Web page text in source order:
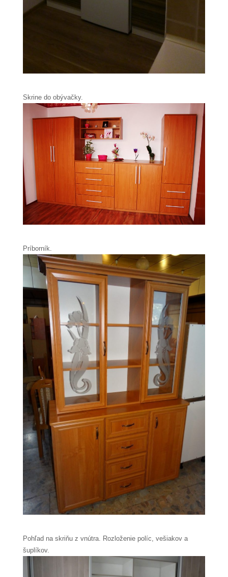
Skrine do obývačky.
Príborník.
Pohľad na skriňu z vnútra. Rozloženie políc, vešiakov a
šuplíkov.